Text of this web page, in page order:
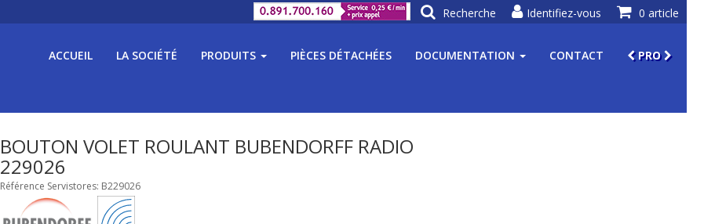
ACCUEIL LA SOCIÉTÉ PRODUITS PIÈCES DÉTACHÉES DOCUMENTATION CONTACT PRO
BOUTON VOLET ROULANT BUBENDORFF RADIO
229026
Référence Servistores: B229026
0 article
Identifiez-vous
Recherche